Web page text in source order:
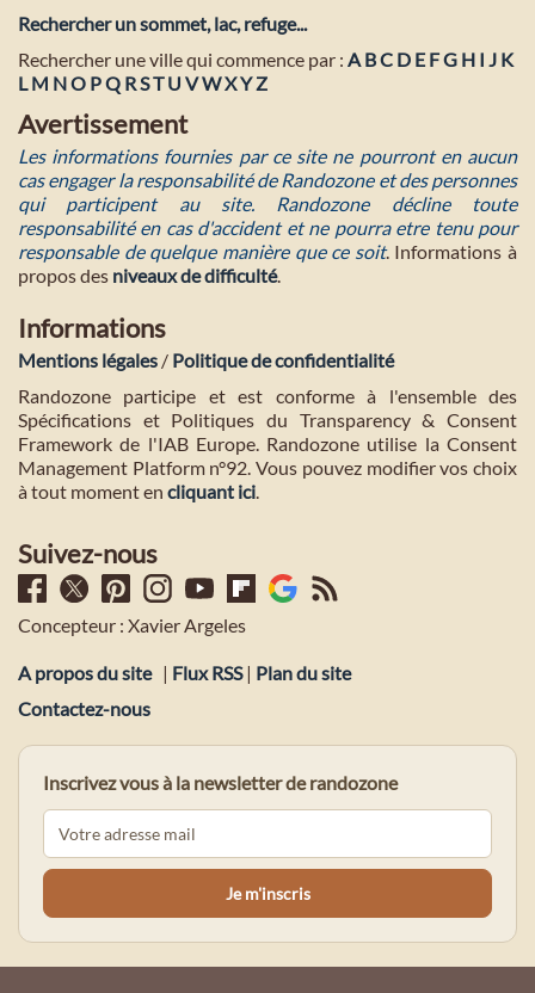
Rechercher un sommet, lac, refuge...
Rechercher une ville qui commence par : A BC D E FG H I J K
L M NO PQ RST U VWXYZ
Avertissement
Les informations fournies par ce site ne pourront en aucun
cas engager la responsabilité de Randozone et des personnes
qui participent au site. Randozone décline toute
responsabilité en cas d'accident et ne pourra etre tenu pour
responsable de quelque manière que ce soit. Informations à
propos des niveaux de difficulté.
Informations
Mentions légales / Politique de confidentialité
Randozone participe et est conforme à l'ensemble des
Spécifications et Politiques du Transparency & Consent
Framework de l'IAB Europe. Randozone utilise la Consent
Management Platform n°92. Vous pouvez modifier vos choix
à tout moment en cliquant ici.
Suivez-nous
Concepteur : Xavier Argeles
A propos du site | Flux RSS| Plan du site
Contactez-nous
Inscrivez vous à la newsletter de randozone